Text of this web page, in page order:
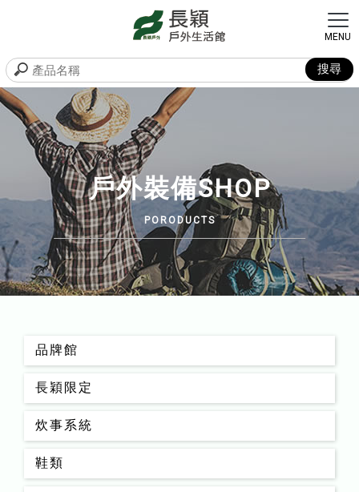
戶外裝備SHOP
品牌館
長穎限定
炊事系統
鞋類